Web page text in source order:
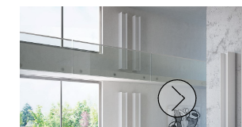
Good Design Award
Good Design Award USA
ADI Design Index